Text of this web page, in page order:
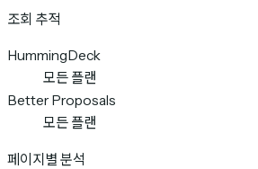
조회 추적
HummingDeck
모든 플랜
Better Proposals
모든 플랜
페이지별 분석